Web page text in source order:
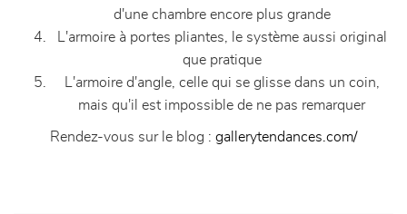
d'une chambre encore plus grande
L'armoire à portes pliantes, le système aussi original
que pratique
L'armoire d'angle, celle qui se glisse dans un coin,
mais qu'il est impossible de ne pas remarquer
Rendez-vous sur le blog : gallerytendances.com/